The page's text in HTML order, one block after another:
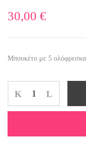
30,00 €
Μπουκέτο με 5 ολόφρεσκα